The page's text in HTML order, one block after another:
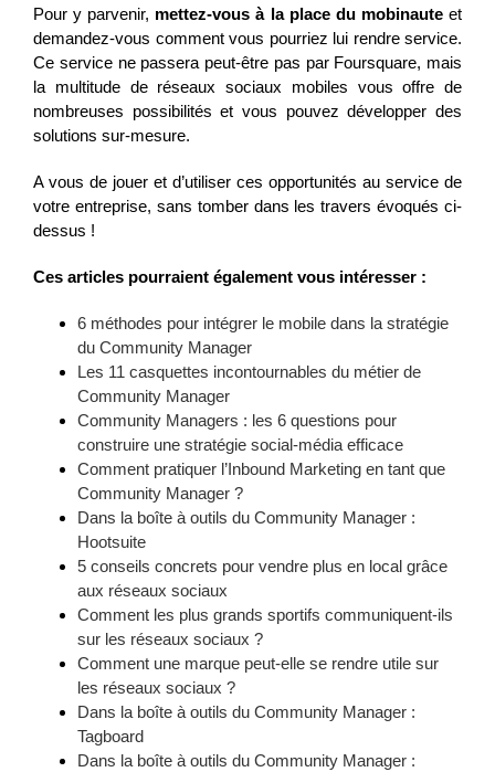
Pour y parvenir, mettez-vous à la place du mobinauteet
demandez-vous comment vous pourriez lui rendre service.
Ce service ne passera peut-être pas par Foursquare, mais
la multitude de réseaux sociaux mobiles vous offre de
nombreuses possibilités et vous pouvez développer des
solutions sur-mesure.
A vous de jouer et d’utiliser ces opportunités au service de
votre entreprise, sans tomber dans les travers évoqués ci-
dessus !
Ces articles pourraient également vous intéresser :
6 méthodes pour intégrer le mobile dans la stratégie
du Community Manager
Les 11 casquettes incontournables du métier de
Community Manager
Community Managers : les 6 questions pour
construire une stratégie social-média efficace
Comment pratiquer l’Inbound Marketing en tant que
Community Manager ?
Dans la boîte à outils du Community Manager :
Hootsuite
5 conseils concrets pour vendre plus en local grâce
aux réseaux sociaux
Comment les plus grands sportifs communiquent-ils
sur les réseaux sociaux ?
Comment une marque peut-elle se rendre utile sur
les réseaux sociaux ?
Dans la boîte à outils du Community Manager :
Tagboard
Dans la boîte à outils du Community Manager :